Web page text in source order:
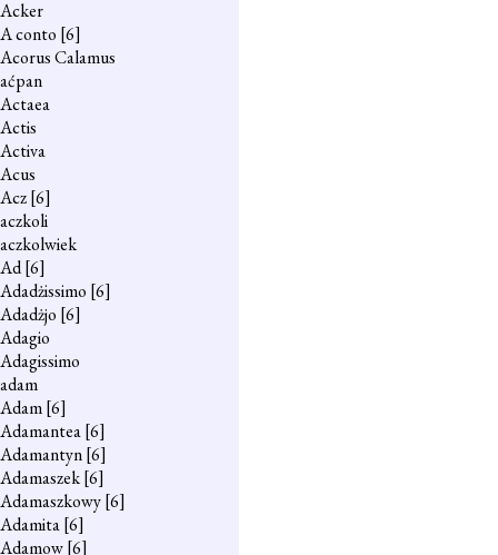
Acker
A conto [6]
Acorus Calamus
aćpan
Actaea
Actis
Activa
Acus
Acz[6]
aczkoli
aczkolwiek
Ad[6]
Adadżissimo [6]
Adadżjo [6]
Adagio
Adagissimo
adam
Adam[6]
Adamantea[6]
Adamantyn[6]
Adamaszek[6]
Adamaszkowy[6]
Adamita[6]
Adamow[6]